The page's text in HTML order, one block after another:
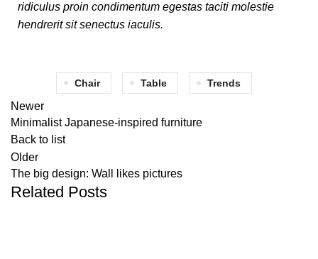
ridiculus proin condimentum egestas taciti molestie
hendrerit sit senectus iaculis.
Chair Table Trends
Newer
Minimalist Japanese-inspired furniture
Back to list
Older
The big design: Wall likes pictures
Related Posts